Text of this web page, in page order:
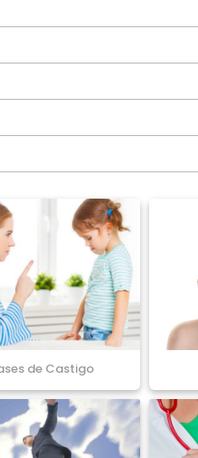
de Castigo